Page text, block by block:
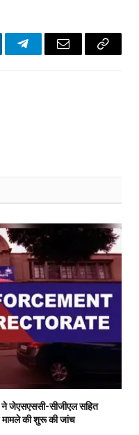
TelegramEmail
Copy
जेएसएससी-सीजीएल सहित
मामले की शुरू की जांच